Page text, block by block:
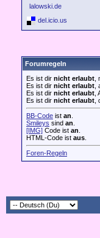
lalowski.de
del.icio.us
Forumregeln
Es ist dir nicht erlaubt
Es ist dir nicht erlaubt
Es ist dir nicht erlaubt
Es ist dir nicht erlaubt
BB-Code ist an
Smileys sind an
[IMG] Code ist an
HTML-Code ist aus
Foren-Regeln